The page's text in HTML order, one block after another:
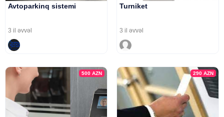
Avtoparkinq sistemi
3 il əvvəl
Turniket
3 il əvvəl
500AZN 290 AZN